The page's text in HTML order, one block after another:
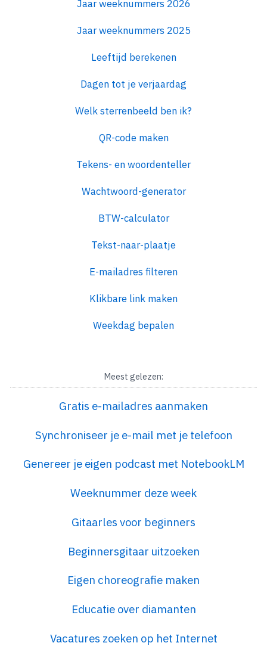
Jaar weeknummers 2026
Jaar weeknummers 2025
Leeftijd berekenen
Dagen tot je verjaardag
Welk sterrenbeeld ben ik?
QR-code maken
Tekens- en woordenteller
Wachtwoord-generator
BTW-calculator
Tekst-naar-plaatje
E-mailadres filteren
Klikbare link maken
Weekdag bepalen
Meest gelezen:
Gratis e-mailadres aanmaken
Synchroniseer je e-mail met je telefoon
Genereer je eigen podcast met NotebookLM
Weeknummer deze week
Gitaarles voor beginners
Beginnersgitaar uitzoeken
Eigen choreografie maken
Educatie over diamanten
Vacatures zoeken op het Internet